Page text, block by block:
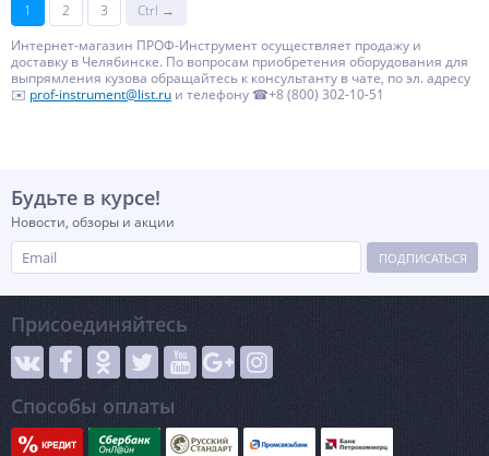
1 2 3
Ctrl →
Интернет-магазин ПРОФ-Инструмент осуществляет продажу и
доставку в Челябинске. По вопросам приобретения оборудования для
выпрямления кузова обращайтесь к консультанту в чате, по эл. адресу
✉️ prof-instrument@list.ru и телефону ☎+8 (800) 302-10-51
Будьте в курсе!
Новости, обзоры и акции
ПОДПИСАТЬСЯ
Присоединяйтесь
Способы оплаты